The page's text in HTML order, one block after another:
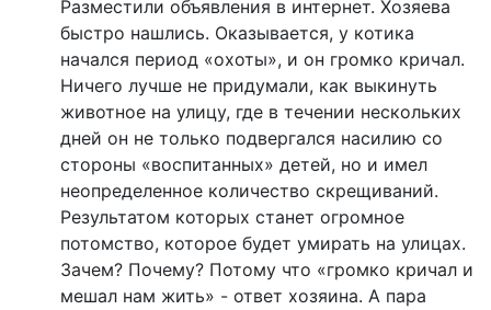
Разместили объявления в интернет. Хозяева
быстро нашлись. Оказывается, у котика
начался период «охоты», и он громко кричал.
Ничего лучше не придумали, как выкинуть
животное на улицу, где в течении нескольких
дней он не только подвергался насилию со
стороны «воспитанных» детей, но и имел
неопределенное количество скрещиваний.
Результатом которых станет огромное
потомство, которое будет умирать на улицах.
Зачем? Почему? Потому что «громко кричал и
мешал нам жить» - ответ хозяина. А пара